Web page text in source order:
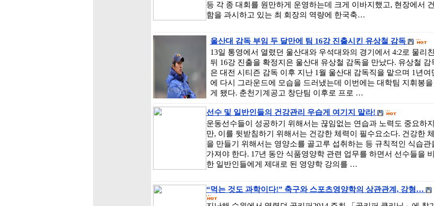
등 각 종 대회를 원만하게 운영하는데 크게 이바지했고, 현장에서
함을 과시하고 있는 최 회장의 역량에 한국축…
울산대 감독 부임 두 달만에 팀 16강 진출시킨 유상철 감독
13일 통영에서 열렸던 울산대와 우석대와의 경기에서 4:2로 물리친
뒤 16강 진출을 확정지은 울산대 유상철 감독을 만났다. 유상철 감
은 대전 시티즌 감독 이후 지난 1월 울산대 감독직을 맡으며 1년여
에 다시 그라운드에 모습을 드러냈는데 이번에는 대학팀 지휘봉
게 됐다. 춘천기계공고 창단팀 이후로 프로 …
선수 및 일반인들의 건강관리 우습게 여기지 말라!
운동선수들이 성공하기 위해서는 끊임없는 연습과 노력도 중요하지
만, 이를 뒷받침하기 위해서는 건강한 체력이 필수요소다. 건강한
을 만들기 위해서는 영양소를 골고루 섭취하는 등 규칙적인 식습관
가져야 한다. 17년 동안 식품영양학 관련 업무를 하면서 선수들을
한 일반인들에게 제대로 된 영양학 강의를 …
“먹는 것도 과학이다!” 축구와 스포츠영양학의 상관관계, 강형…